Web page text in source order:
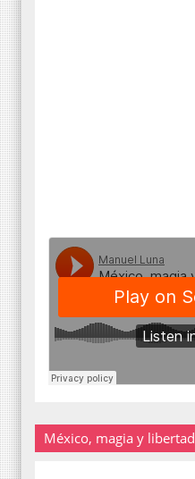
México, magia y libertad